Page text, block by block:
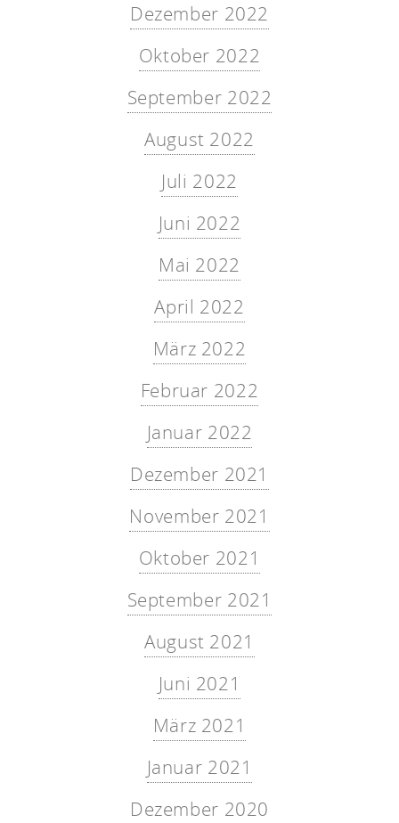
Dezember 2022
Oktober 2022
September 2022
August 2022
Juli 2022
Juni 2022
Mai 2022
April 2022
März 2022
Februar 2022
Januar 2022
Dezember 2021
November 2021
Oktober 2021
September 2021
August 2021
Juni 2021
März 2021
Januar 2021
Dezember 2020